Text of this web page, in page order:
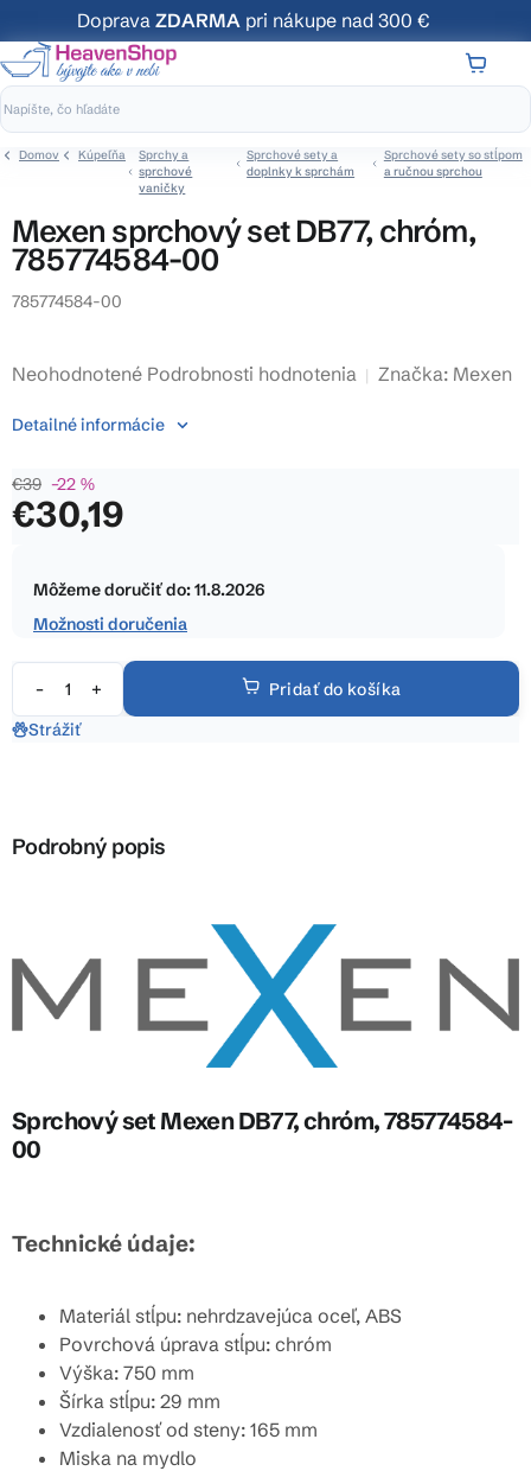
na
obsah
Doprava ZDARMA pri nákupe nad 300 €
Domov Kúpeľňa
Sprchy a
sprchové
vaničky
Sprchové sety a
doplnky k sprchám
Sprchové sety so stĺpom
a ručnou sprchou
Mexen sprchový set DB77, chróm,
785774584-00
785774584-00
Priemerné
produktu
0,0
z
Neohodnotené Podrobnosti hodnotenia Značka: Mexen
€39 –22 %
€30,19
cena:
Môžeme doručiť do:11.8.2026
Možnosti doručenia
Pridať do košíka
Detailné informácie
Strážiť
Podrobný popis
Sprchový set Mexen DB77, chróm, 785774584-
00
Technické údaje:
Materiál stĺpu: nehrdzavejúca oceľ, ABS
Povrchová úprava stĺpu: chróm
Výška: 750 mm
Šírka stĺpu: 29 mm
Vzdialenosť od steny: 165 mm
Miska na mydlo